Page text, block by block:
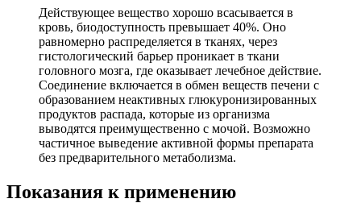
Действующее вещество хорошо всасывается в
кровь, биодоступность превышает 40%. Оно
равномерно распределяется в тканях, через
гистологический барьер проникает в ткани
головного мозга, где оказывает лечебное действие.
Соединение включается в обмен веществ печени с
образованием неактивных глюкуронизированных
продуктов распада, которые из организма
выводятся преимущественно с мочой. Возможно
частичное выведение активной формы препарата
без предварительного метаболизма.
Показания к применению